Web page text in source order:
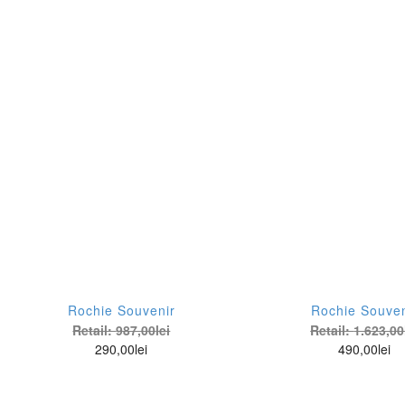
Rochie Souvenir
Retail:987,00lei
290,00lei
Rochie
Retail:1.623,00
490,00lei